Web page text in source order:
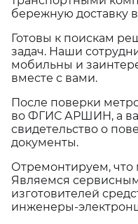
бережную доставку
Готовы к поискам
задач. Наши
мобильны и
вместе с вами.
После поверки
во ФГИС АРШИН, а
свидетельство о
документы.
Отремонтируем, что
Являемся
изготовителей
инженеры-